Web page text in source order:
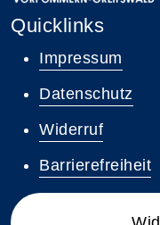
Quicklinks
Impressum
Datenschutz
Widerruf
Barrierefreiheit